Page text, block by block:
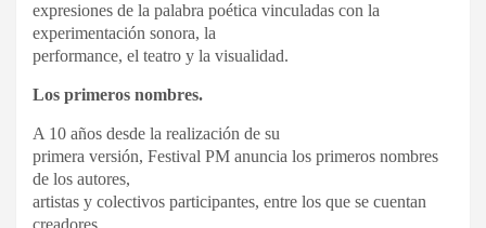
expresiones de la palabra poética vinculadas con la
experimentación sonora, la
performance, el teatro y la visualidad.
Los primeros nombres.
A 10 años desde la realización de su
primera versión, Festival PM anuncia los primeros nombres
de los autores,
artistas y colectivos participantes, entre los que se cuentan
creadores